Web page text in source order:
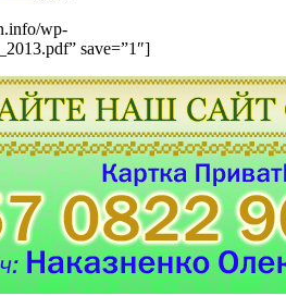
wp-
save=”1″]